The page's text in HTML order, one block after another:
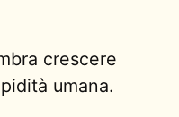
crescere
umana.